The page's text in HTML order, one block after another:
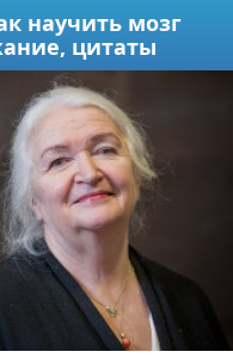
научить мозг
цитаты